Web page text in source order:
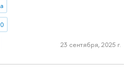
23 сентября, 2025 г.